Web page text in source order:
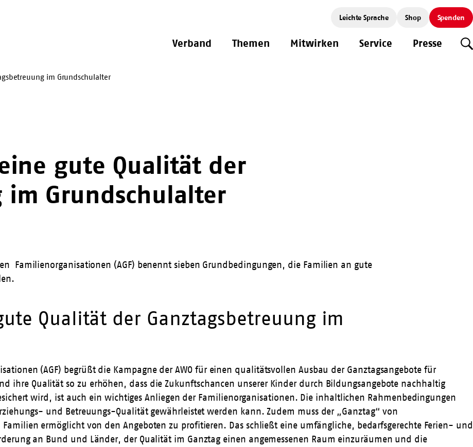
Leichte Sprache Shop Spenden
Verband Themen Mitwirken Service Presse
im Grundschulalter
gute Qualität der
im Grundschulalter
Familienorganisationen (AGF) benennt sieben Grundbedingungen, die Familien an gute
Qualität der Ganztagsbetreuung im
(AGF) begrüßt die Kampagne der AWOfür einen qualitätsvollen Ausbau der Ganztagsangebote für
ihre Qualität so zu erhöhen, dass die Zukunftschancen unserer Kinder durch Bildungsangebote nachhaltig
wird, ist auch ein wichtiges Anliegen der Familienorganisationen. Die inhaltlichen Rahmenbedingungen
und Betreuungs-Qualität gewährleistet werden kann. Zudem muss der „Ganztag“ von
ermöglicht von den Angeboten zu profitieren. Das schließt eine umfängliche, bedarfsgerechte Ferien- und
an Bund und Länder, der Qualität im Ganztag einen angemessenen Raum einzuräumen und die